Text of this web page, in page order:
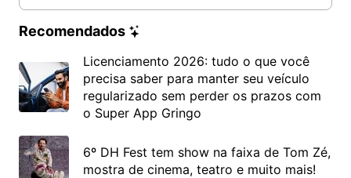
Recomendados
Licenciamento 2026: tudo o que você
precisa saber para manter seu veículo
regularizado sem perder os prazos com
o Super App Gringo
6º DH Fest tem show na faixa de Tom Zé,
mostra de cinema, teatro e muito mais!